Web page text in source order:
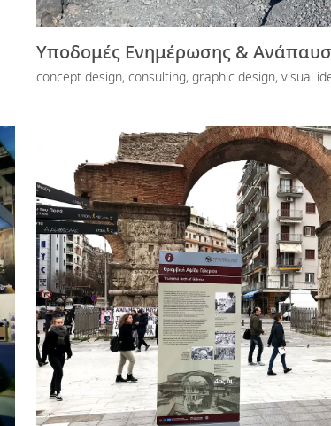
Υποδομές Ενημέρωσης &
concept design, consulting, graphic design, visual